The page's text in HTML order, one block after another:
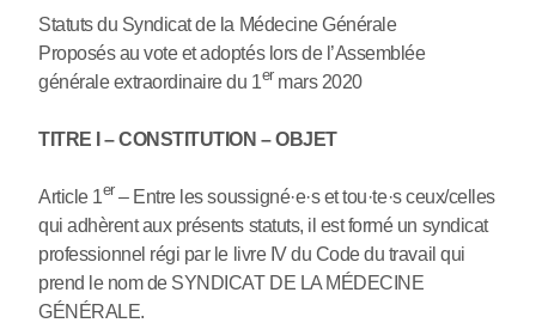
Statuts du Syndicat de la Médecine Générale
Proposés au vote et adoptés lors de l’Assemblée
générale extraordinaire du 1er mars 2020
TITRE I – CONSTITUTION – OBJET
Article 1er – Entre les soussigné·e·s et tou·te·s ceux/celles
qui adhèrent aux présents statuts, il est formé un syndicat
professionnel régi par le livre IV du Code du travail qui
prend le nom de SYNDICAT DE LA MÉDECINE
GÉNÉRALE.